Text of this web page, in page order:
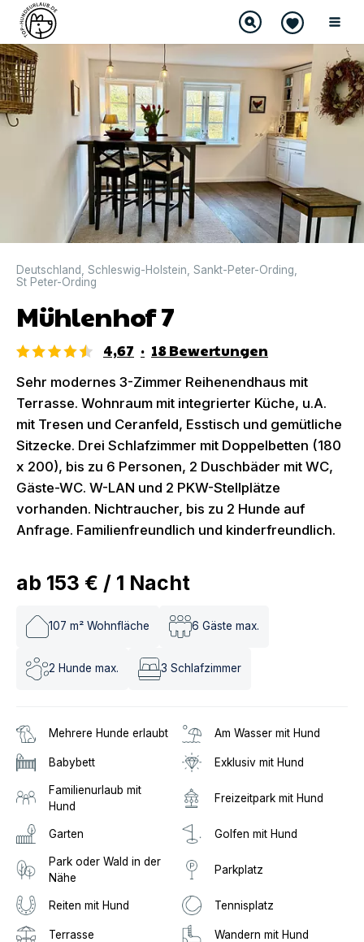
DIREKT BUCHBAR
Deutschland Schleswig-Holstein Sankt-Peter-Ording
St Peter-Ording
Mühlenhof 7
4,67 · 18Bewertungen
Sehr modernes 3-Zimmer Reihenendhaus mit
Terrasse. Wohnraum mit integrierter Küche, u.A.
mit Tresen und Ceranfeld, Esstisch und gemütliche
Sitzecke. Drei Schlafzimmer mit Doppelbetten (180
x 200), bis zu 6 Personen, 2 Duschbäder mit WC,
Gäste-WC. W-LAN und 2 PKW-Stellplätze
vorhanden. Nichtraucher, bis zu 2 Hunde auf
Anfrage. Familienfreundlich und kinderfreundlich.
ab 153 € / 1 Nacht
107 m² Wohnfläche 6 Gäste max.
2 Hunde max. 3 Schlafzimmer
Mehrere Hunde erlaubt Am Wasser mit Hund
Babybett Exklusiv mit Hund
Familienurlaub mit
Hund
Freizeitpark mit Hund
Garten Golfen mit Hund
Park oder Wald in der
Nähe
Parkplatz
Reiten mit Hund Tennisplatz
Terrasse Wandern mit Hund